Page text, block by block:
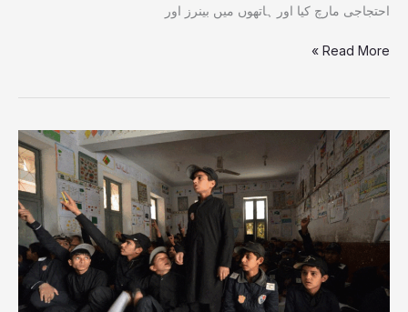
احتجاجی مارچ کیا اور ہاتھوں میں بینرز اور
Read More »
خیبر
پختونخوا
کے
سرکاری
سکولوں
میں
سہولیات
کی
بہتری،